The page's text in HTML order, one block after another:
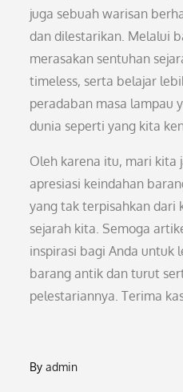
juga sebuah warisan
dan dilestarikan. Melalui
merasakan sentuhan
timeless, serta belajar
peradaban masa lampau
dunia seperti yang kita
Oleh karena itu, mari kita
apresiasi keindahan
yang tak terpisahkan dari
sejarah kita. Semoga
inspirasi bagi Anda untuk
barang antik dan turut
pelestariannya. Terima
Byadmin